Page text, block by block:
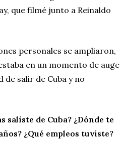
que filmé junto a Reinaldo
personales se ampliaron,
en un momento de auge
de salir de Cuba y no
saliste de Cuba? ¿Dónde te
¿Qué empleos tuviste?